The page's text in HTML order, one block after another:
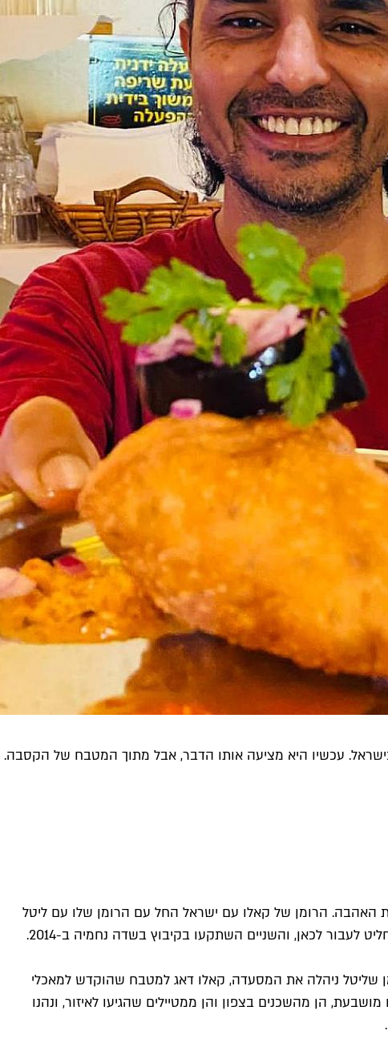
עכשיו היא מציעה אותו הדבר, אבל מתוך המטבח של הקסבה.
האהבה. הרומן של קאלו עם ישראל החל עם הרומן שלו עם ליטל
לכאן, והשניים השתקעו בקיבוץ בשדה נחמיה ב-2014.
שליטל ניהלה את המסעדה, קאלו דאג למטבח שהוקדש למאכלי
הן מהשכנים בצפון והן ממטיילים שהגיעו לאיזור, ונהנו